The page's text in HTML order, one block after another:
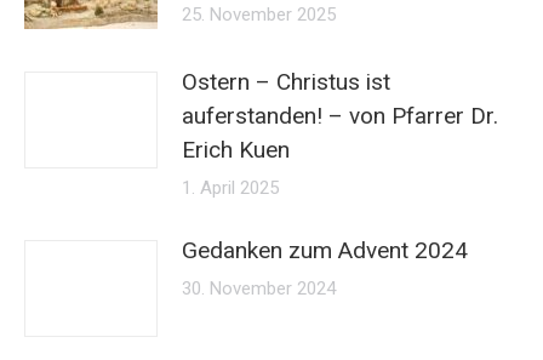
25. November 2025
Ostern – Christus ist
auferstanden! – von Pfarrer Dr.
Erich Kuen
1. April 2025
Gedanken zum Advent 2024
30. November 2024